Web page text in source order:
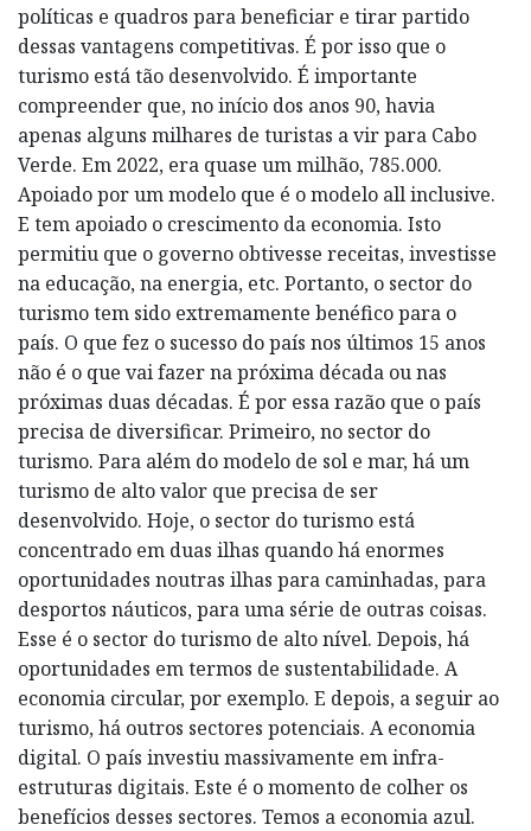
políticas e quadros para beneficiar e tirar partido
dessas vantagens competitivas. É por isso que o
turismo está tão desenvolvido. É importante
compreender que, no início dos anos 90, havia
apenas alguns milhares de turistas a vir para Cabo
Verde. Em 2022, era quase um milhão, 785.000.
Apoiado por um modelo que é o modelo all inclusive.
E tem apoiado o crescimento da economia. Isto
permitiu que o governo obtivesse receitas, investisse
na educação, na energia, etc. Portanto, o sector do
turismo tem sido extremamente benéfico para o
país. O que fez o sucesso do país nos últimos 15 anos
não é o que vai fazer na próxima década ou nas
próximas duas décadas. É por essa razão que o país
precisa de diversificar. Primeiro, no sector do
turismo. Para além do modelo de sol e mar, há um
turismo de alto valor que precisa de ser
desenvolvido. Hoje, o sector do turismo está
concentrado em duas ilhas quando há enormes
oportunidades noutras ilhas para caminhadas, para
desportos náuticos, para uma série de outras coisas.
Esse é o sector do turismo de alto nível. Depois, há
oportunidades em termos de sustentabilidade. A
economia circular, por exemplo. E depois, a seguir ao
turismo, há outros sectores potenciais. A economia
digital. O país investiu massivamente em infra-
estruturas digitais. Este é o momento de colher os
benefícios desses sectores. Temos a economia azul.